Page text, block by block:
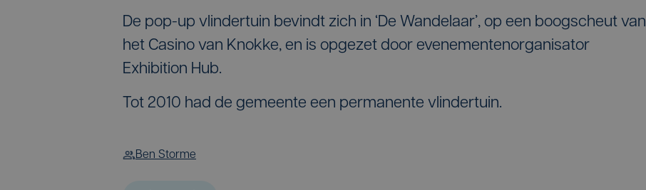
De pop-up vlindertuin bevindt zich in ‘De Wandelaar’, op een boogscheut van
het Casino van Knokke, en is opgezet door evenementenorganisator
Exhibition Hub.
Tot 2010 had de gemeente een permanente vlindertuin.
Ben Storme